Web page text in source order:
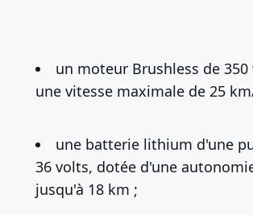
un moteur Brushless de
une vitesse maximale de 25
une batterie lithium d'une
36 volts, dotée d'une
jusqu'à 18 km ;